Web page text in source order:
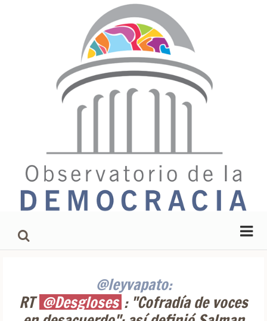
@leyvapato:
RT @Desgloses : "Cofradía de voces